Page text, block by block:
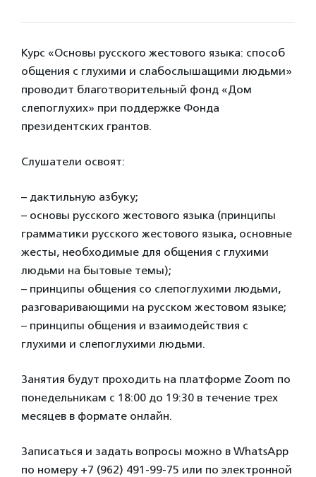
Курс «Основы русского жестового языка: способ
общения с глухими и слабослышащими людьми»
проводит благотворительный фонд «Дом
слепоглухих» при поддержке Фонда
президентских грантов.
Слушатели освоят:
– дактильную азбуку;
– основы русского жестового языка (принципы
грамматики русского жестового языка, основные
жесты, необходимые для общения с глухими
людьми на бытовые темы);
– принципы общения со слепоглухими людьми,
разговаривающими на русском жестовом языке;
– принципы общения и взаимодействия с
глухими и слепоглухими людьми.
Занятия будут проходить на платформе Zoom по
понедельникам с 18:00 до 19:30 в течение трех
месяцев в формате онлайн.
Записаться и задать вопросы можно в WhatsApp
по номеру +7 (962) 491-99-75 или по электронной